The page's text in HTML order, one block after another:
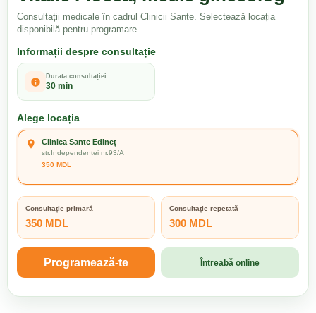
Consultații medicale în cadrul Clinicii Sante. Selectează locația
disponibilă pentru programare.
Informații despre consultație
Durata consultației
30 min
Alege locația
Clinica Sante Edineț
str.Independenței nr.93/A
350 MDL
Consultație primară
350 MDL
Consultație repetată
300 MDL
Programează-te Întreabă online